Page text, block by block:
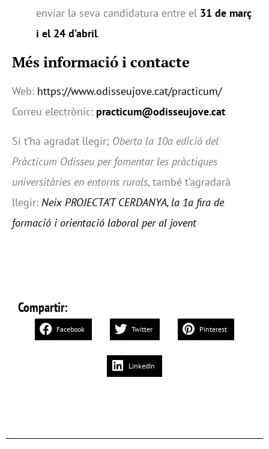
enviar la seva candidatura entre el 31 de març
i el 24 d’abril.
Més informació i contacte
Web: https://www.odisseujove.cat/practicum/
Correu electrònic: practicum@odisseujove.cat
Si t’ha agradat llegir; Oberta la 10a edició del
Pràcticum Odisseu per fomentar les pràctiques
universitàries en entorns rurals, també t’agradarà
llegir: Neix PROJECTA’T CERDANYA, la 1a fira de
formació i orientació laboral per al jovent
Compartir:
Facebook Twitter Pinterest
LinkedIn